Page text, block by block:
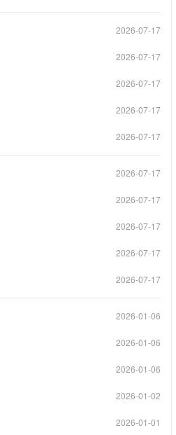
2026-07-17
2026-07-17
2026-07-17
2026-07-17
2026-07-17
2026-07-17
2026-07-17
2026-07-17
2026-07-17
2026-07-17
2026-01-06
2026-01-06
2026-01-06
2026-01-02
2026-01-01